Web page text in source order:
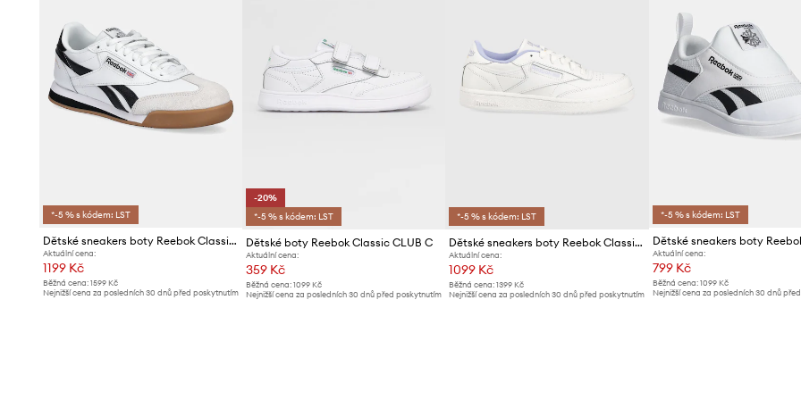
*-5 % s kódem: LST
Dětské sneakers boty Reebok Classic CAMPIO XT
Aktuální cena:
1199 Kč
Běžná cena: 1599 Kč
Nejnižší cena za posledních 30 dnů před poskytnutím
-20%
*-5 % s kódem: LST
Dětské boty Reebok Classic CLUB C
Aktuální cena:
359 Kč
Běžná cena:1099 Kč
Nejnižší cena za posledních 30 dnů před poskytnutím
*-5 % s kódem: LST
Dětské sneakers boty Reebok Classic CLUB C
Aktuální cena:
1099 Kč
Běžná cena: 1399 Kč
Nejnižší cena za posledních 30 dnů před poskytnutím
*-5 % s kódem: LST
Aktuální cena:
799 Kč
Běžná cena: 1099 Kč
Nejnižší cena za posledních 30 dnů